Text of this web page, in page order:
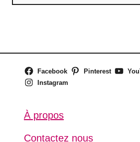
Facebook Pinterest
Instagram
À propos
Contactez nous